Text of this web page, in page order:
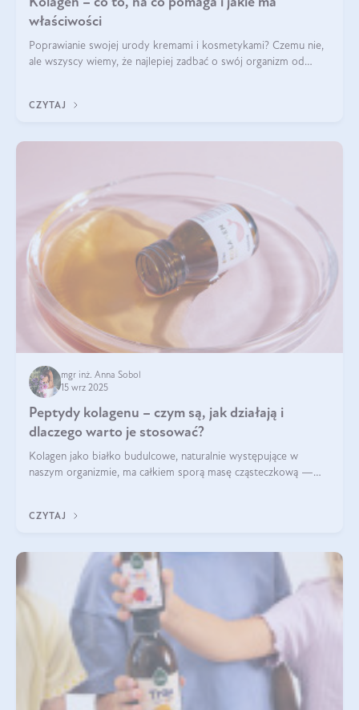
właściwości
Poprawianie swojej urody kremami i kosmetykami? Czemu nie,
ale wszyscy wiemy, że najlepiej zadbać o swój organizm od
wysokiej jakości suplem
CZYTAJ
mgr inż. Anna Sobol
15 wrz 2025
Peptydy kolagenu – czym są, jak działają i
dlaczego warto je stosować?
Kolagen jako białko budulcowe, naturalnie występujące w
naszym organizmie, ma całkiem sporą masę cząsteczkową —
bardziej biodostępny
CZYTAJ